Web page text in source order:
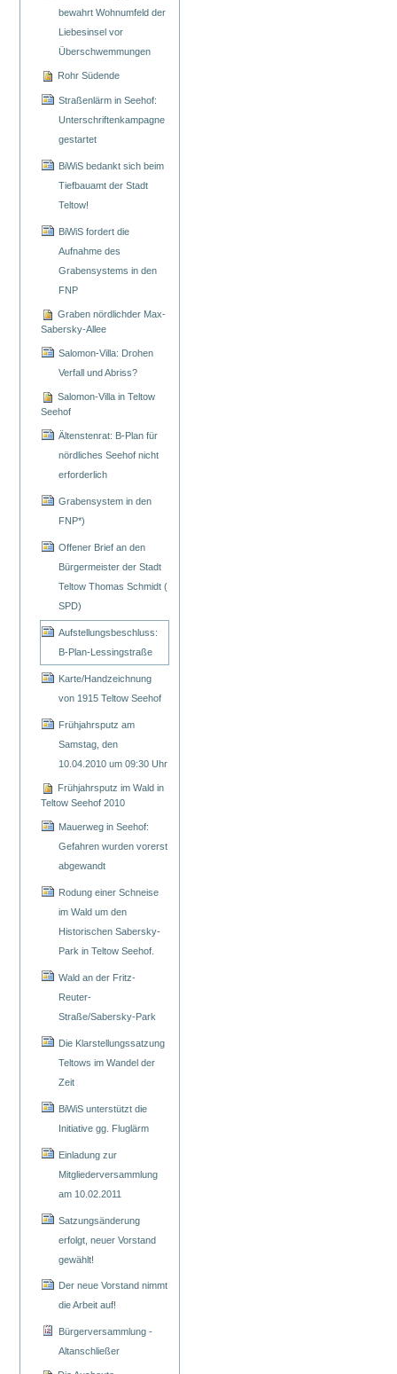
bewahrt Wohnumfeld der
Liebesinsel vor
Überschwemmungen
Rohr Südende
Straßenlärm in Seehof:
Unterschriftenkampagne
gestartet
BiWiS bedankt sich beim
Tiefbauamt der Stadt
Teltow!
BiWiS fordert die
Aufnahme des
Grabensystems in den
FNP
Graben nördlichder Max-
Sabersky-Allee
Salomon-Villa: Drohen
Verfall und Abriss?
Salomon-Villa in Teltow
Seehof
Ältenstenrat: B-Plan für
nördliches Seehof nicht
erforderlich
Grabensystem in den
FNP*)
Offener Brief an den
Bürgermeister der Stadt
Teltow Thomas Schmidt (
SPD)
Aufstellungsbeschluss:
B-Plan-Lessingstraße
Karte/Handzeichnung
von 1915 Teltow Seehof
Frühjahrsputz am
Samstag, den
10.04.2010 um 09:30 Uhr
Frühjahrsputz im Wald in
Teltow Seehof 2010
Mauerweg in Seehof:
Gefahren wurden vorerst
abgewandt
Rodung einer Schneise
im Wald um den
Historischen Sabersky-
Park in Teltow Seehof.
Wald an der Fritz-
Reuter-
Straße/Sabersky-Park
Die Klarstellungssatzung
Teltows im Wandel der
Zeit
BiWiS unterstützt die
Initiative gg. Fluglärm
Einladung zur
Mitgliederversammlung
am 10.02.2011
Satzungsänderung
erfolgt, neuer Vorstand
gewählt!
Der neue Vorstand nimmt
die Arbeit auf!
Bürgerversammlung -
Altanschließer